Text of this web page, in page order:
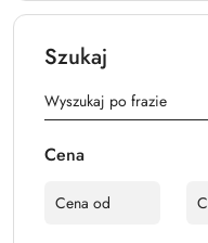
Szukaj
Cena